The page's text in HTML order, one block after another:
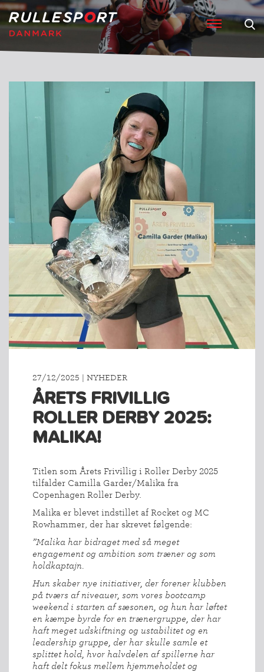
27/12/2025 | NYHEDER
ÅRETS FRIVILLIG
ROLLER DERBY 2025:
MALIKA!
Titlen som Årets Frivillig i Roller Derby 2025
tilfalder Camilla Garder/Malika fra
Copenhagen Roller Derby.
Malika er blevet indstillet af Rocket og MC
Rowhammer, der har skrevet følgende:
”Malika har bidraget med så meget
engagement og ambition som træner og som
holdkaptajn.
Hun skaber nye initiativer, der forener klubben
på tværs af niveauer, som vores bootcamp
weekend i starten af sæsonen, og hun har løftet
en kæmpe byrde for en trænergruppe, der har
haft meget udskiftning og ustabilitet og en
leadership gruppe, der har skulle samle et
splittet hold, hvor halvdelen af spillerne har
haft delt fokus mellem hjemmeholdet og